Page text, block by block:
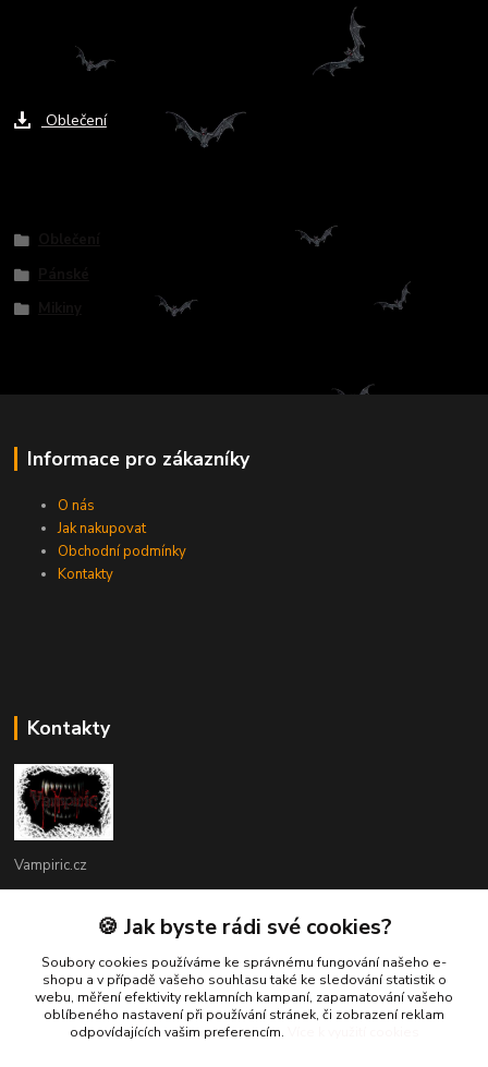
Ke stažení
Oblečení
Informace pro zákazníky
O nás
Jak nakupovat
Obchodní podmínky
Kontakty
Kontakty
Vampiric.cz
+420 774 198 598
(Po-Pá, 9-16 hod.)
info@vampiric.cz
🍪 Jak byste rádi své cookies?
Soubory cookies používáme ke správnému fungování našeho e-
shopu a v případě vašeho souhlasu také ke sledování statistik o
webu, měření efektivity reklamních kampaní, zapamatování vašeho
oblíbeného nastavení při používání stránek, či zobrazení reklam
odpovídajících vašim preferencím.